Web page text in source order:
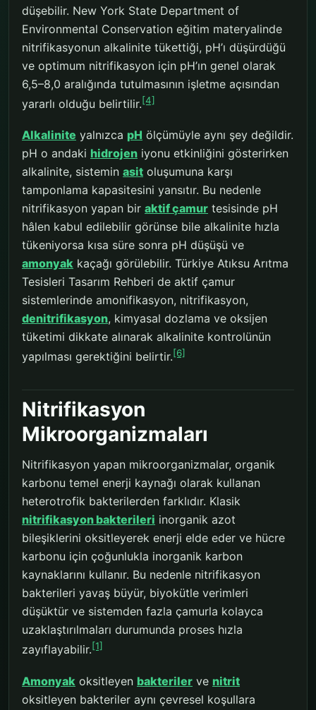
düşebilir. New York State Department of
Environmental Conservation eğitim materyalinde
nitrifikasyonun alkalinite tükettiği, pH’ı düşürdüğü
ve optimum nitrifikasyon için pH’ın genel olarak
6,5–8,0 aralığında tutulmasının işletme açısından
yararlı olduğu belirtilir.[4]
Alkalinite yalnızca pH ölçümüyle aynı şey değildir.
pH o andaki hidrojen iyonu etkinliğini gösterirken
alkalinite, sistemin asit oluşumuna karşı
tamponlama kapasitesini yansıtır. Bu nedenle
nitrifikasyon yapan bir aktif çamur tesisinde pH
hâlen kabul edilebilir görünse bile alkalinite hızla
tükeniyorsa kısa süre sonra pH düşüşü ve
amonyak kaçağı görülebilir. Türkiye Atıksu Arıtma
Tesisleri Tasarım Rehberi de aktif çamur
sistemlerinde amonifikasyon, nitrifikasyon,
denitrifikasyon, kimyasal dozlama ve oksijen
tüketimi dikkate alınarak alkalinite kontrolünün
yapılması gerektiğini belirtir.[6]
Nitrifikasyon
Mikroorganizmaları
Nitrifikasyon yapan mikroorganizmalar, organik
karbonu temel enerji kaynağı olarak kullanan
heterotrofik bakterilerden farklıdır. Klasik
nitrifikasyon bakterileri inorganik azot
bileşiklerini oksitleyerek enerji elde eder ve hücre
karbonu için çoğunlukla inorganik karbon
kaynaklarını kullanır. Bu nedenle nitrifikasyon
bakterileri yavaş büyür, biyokütle verimleri
düşüktür ve sistemden fazla çamurla kolayca
uzaklaştırılmaları durumunda proses hızla
zayıflayabilir.[1]
Amonyak oksitleyen bakteriler ve nitrit
oksitleyen bakteriler aynı çevresel koşullara